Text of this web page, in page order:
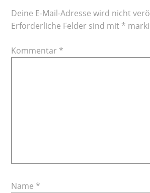
Deine E-Mail-Adresse wird nicht
Erforderliche Felder sind mit *
Kommentar *
Name *